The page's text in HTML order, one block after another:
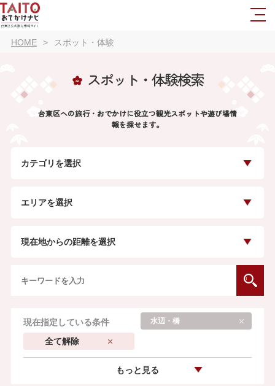
HOME スポット・体験
スポット・体験検索
台東区への旅行・おでかけに役立つ観光スポットや遊び場情
報を探せます。
カテゴリを選択
エリアを選択
現在地からの距離を選択
現在指定している条件 水辺・橋
全て解除
もっと見る